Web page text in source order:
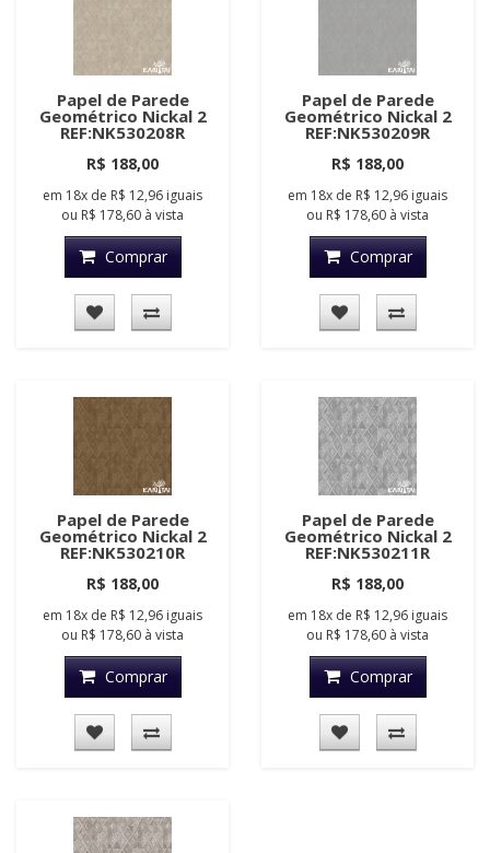
Papel de Parede
Geométrico Nickal 2
REF:NK530208R
R$ 188,00
em 18x de R$ 12,96 iguais
ou R$ 178,60 à vista
Comprar
Papel de Parede
Geométrico Nickal 2
REF:NK530209R
R$ 188,00
em 18x de R$ 12,96 iguais
ou R$ 178,60 à vista
Comprar
Papel de Parede
Geométrico Nickal 2
REF:NK530210R
R$ 188,00
em 18x de R$ 12,96 iguais
ou R$ 178,60 à vista
Comprar
Papel de Parede
Geométrico Nickal 2
REF:NK530211R
R$ 188,00
em 18x de R$ 12,96 iguais
ou R$ 178,60 à vista
Comprar